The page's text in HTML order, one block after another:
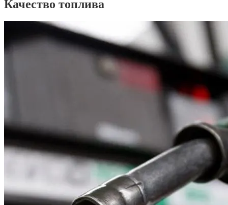
Качество топлива